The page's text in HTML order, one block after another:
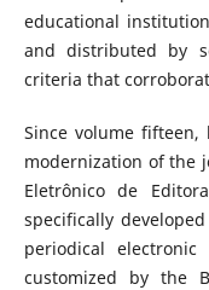
educational
and distributed by
criteria that
Since volume
modernization of the
Eletrônico de
specifically
periodical
customized by the